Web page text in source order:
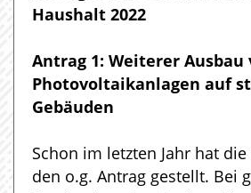
Haushalt 2022
Antrag 1: Weiterer Ausbau
Photovoltaikanlagen auf
Gebäuden
Schon im letzten Jahr hat die
den o.g. Antrag gestellt. Bei